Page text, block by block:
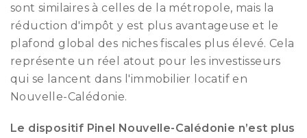
sont similaires à celles de la métropole, mais la
réduction d'impôt y est plus avantageuse et le
plafond global des niches fiscales plus élevé. Cela
représente un réel atout pour les investisseurs
qui se lancent dans l'immobilier locatif en
Nouvelle-Calédonie.
Le dispositif Pinel Nouvelle-Calédonie n’est plus